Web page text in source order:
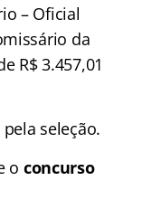
– Oficial
da
R$ 3.457,01
seleção.
o concurso